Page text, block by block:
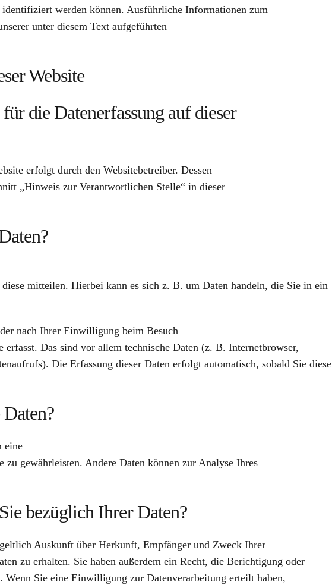
werden können. Ausführliche Informationen zum
unter diesem Text aufgeführten
Website
die Datenerfassung auf dieser
erfolgt durch den Websitebetreiber. Dessen
„Hinweis zur Verantwortlichen Stelle“ in dieser
diese mitteilen. Hierbei kann es sich z. B. um Daten handeln, die Sie in ein
nach Ihrer Einwilligung beim Besuch
erfasst. Das sind vor allem technische Daten (z. B. Internetbrowser,
Die Erfassung dieser Daten erfolgt automatisch, sobald Sie diese
eine
gewährleisten. Andere Daten können zur Analyse Ihres
bezüglich Ihrer Daten?
Auskunft über Herkunft, Empfänger und Zweck Ihrer
zu erhalten. Sie haben außerdem ein Recht, die Berichtigung oder
Wenn Sie eine Einwilligung zur Datenverarbeitung erteilt haben,